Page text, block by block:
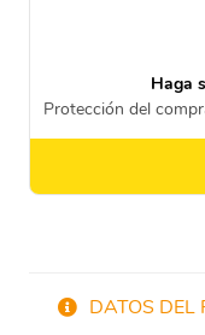
DATOS DEL